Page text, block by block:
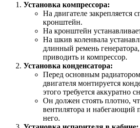
Установка компрессора:
На двигателе закрепляется
кронштейн.
На кронштейн
На шкив коленвала
длинный ремень
приводить и компрессор.
Установка конденсатора:
Перед основным
двигателя монтируется
этого требуется аккуратно
Он должен стоять плотно,
вентилятора и набегающий
него.